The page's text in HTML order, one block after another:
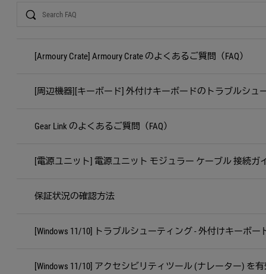
[Armoury Crate] Armoury Crate のよくあるご質問（FAQ）
[周辺機器][キーボード] 外付けキーボードのトラブルシュ
Gear Link のよくあるご質問（FAQ）
[電源ユニット] 電源ユニット モジュラー ケーブル 接続ガ
保証状況の確認方法
[Windows 11/10] トラブルシューティング - 外付けキーボ
[Windows 11/10] アクセシビリティツール (ナレーター) を